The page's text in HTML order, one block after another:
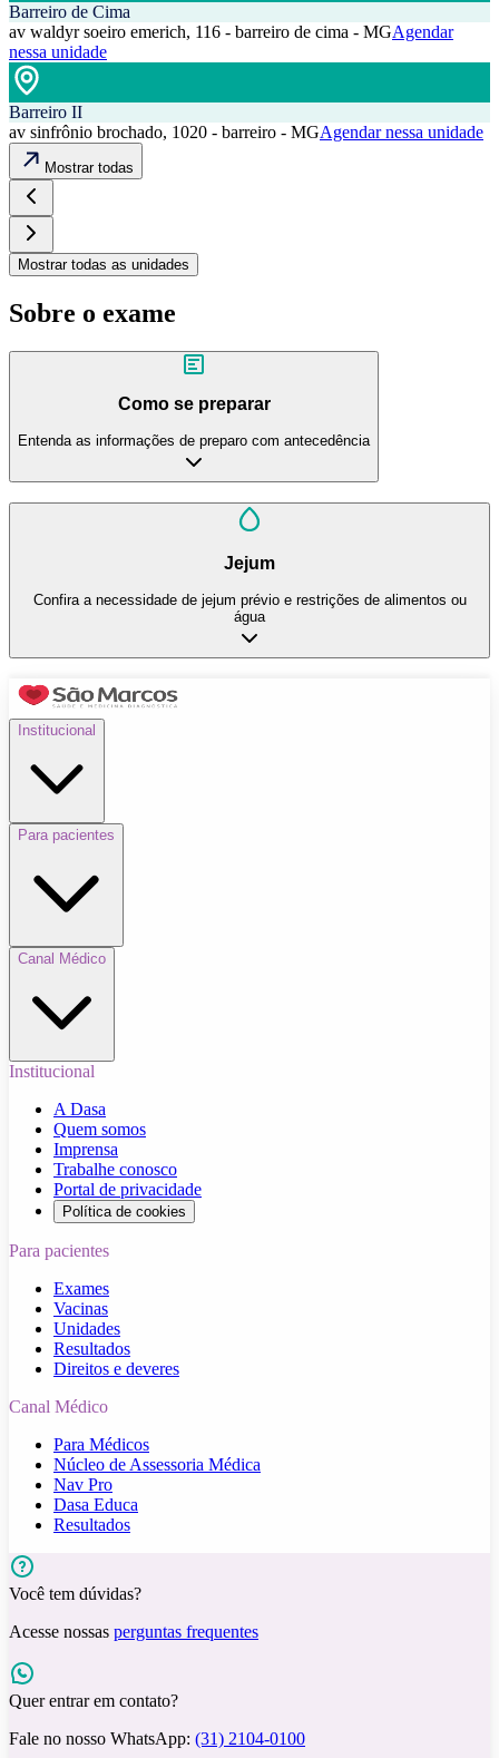
Barreiro de Cima
av waldyr soeiro emerich, 116 - barreiro de cima - MGAgendar
nessa unidade
Barreiro II
av sinfrônio brochado, 1020 - barreiro - MGAgendar nessa unidade
Mostrar todas
Mostrar todas as unidades
Sobre o exame
Como se preparar
Entenda as informações de preparo com antecedência
Jejum
Confira a necessidade de jejum prévio e restrições de alimentos ou
água
Institucional
Para pacientes
Canal Médico
Institucional
A Dasa
Quem somos
Imprensa
Trabalhe conosco
Portal de privacidade
Política de cookies
Para pacientes
Exames
Vacinas
Unidades
Resultados
Direitos e deveres
Canal Médico
Para Médicos
Núcleo de Assessoria Médica
Nav Pro
Dasa Educa
Resultados
Você tem dúvidas?
Acesse nossas perguntas frequentes
Quer entrar em contato?
Fale no nosso WhatsApp: (31) 2104-0100